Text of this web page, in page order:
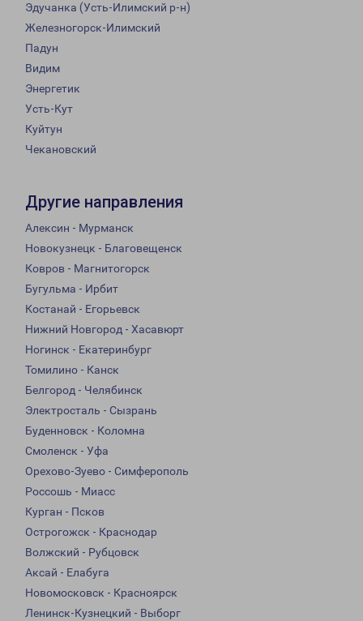
Эдучанка (Усть-Илимский р-н)
Железногорск-Илимский
Падун
Видим
Энергетик
Усть-Кут
Куйтун
Чекановский
Другие направления
Алексин - Мурманск
Новокузнецк - Благовещенск
Ковров - Магнитогорск
Бугульма - Ирбит
Костанай - Егорьевск
Нижний Новгород - Хасавюрт
Ногинск - Екатеринбург
Томилино - Канск
Белгород - Челябинск
Электросталь - Сызрань
Буденновск - Коломна
Смоленск - Уфа
Орехово-Зуево - Симферополь
Россошь - Миасс
Курган - Псков
Острогожск - Краснодар
Волжский - Рубцовск
Аксай - Елабуга
Новомосковск - Красноярск
Ленинск-Кузнецкий - Выборг